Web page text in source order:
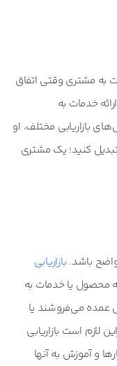
به مشتری وقتی اتفاق
خدمات به
بازاریابی مختلف، او
کنید؛ یک مشتری
باشد. بازاریابی
محصول یا خدمات به
عمده می‌فروشند یا
لازم است بازاریابی
و آموزش به آنها